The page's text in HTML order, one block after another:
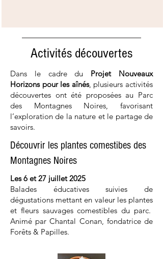
Activités découvertes
Dans le cadre du Projet Nouveaux
Horizons pour les aînés, plusieurs activités
découvertes ont été proposées au Parc
des Montagnes Noires, favorisant
l’exploration de la nature et le partage de
savoirs.
Découvrir les plantes comestibes des
Montagnes Noires
Les 6 et 27 juillet 2025
Balades éducatives suivies de
dégustations mettant en valeur les plantes
et fleurs sauvages comestibles du parc.
Animé par Chantal Conan, fondatrice de
Forêts & Papilles.